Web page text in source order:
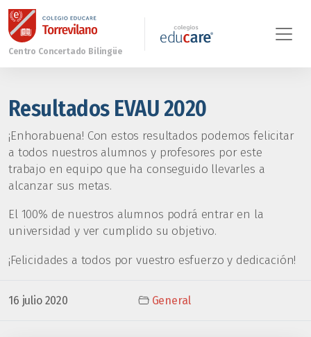
Resultados EVAU 2020
¡Enhorabuena! Con estos resultados podemos felicitar
a todos nuestros alumnos y profesores por este
trabajo en equipo que ha conseguido llevarles a
alcanzar sus metas.
El 100% de nuestros alumnos podrá entrar en la
universidad y ver cumplido su objetivo.
¡Felicidades a todos por vuestro esfuerzo y dedicación!
16 julio 2020 General